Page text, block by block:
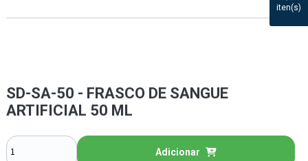
iten(s)
SD-SA-50 - FRASCO DE SANGUE
ARTIFICIAL 50 ML
Adicionar